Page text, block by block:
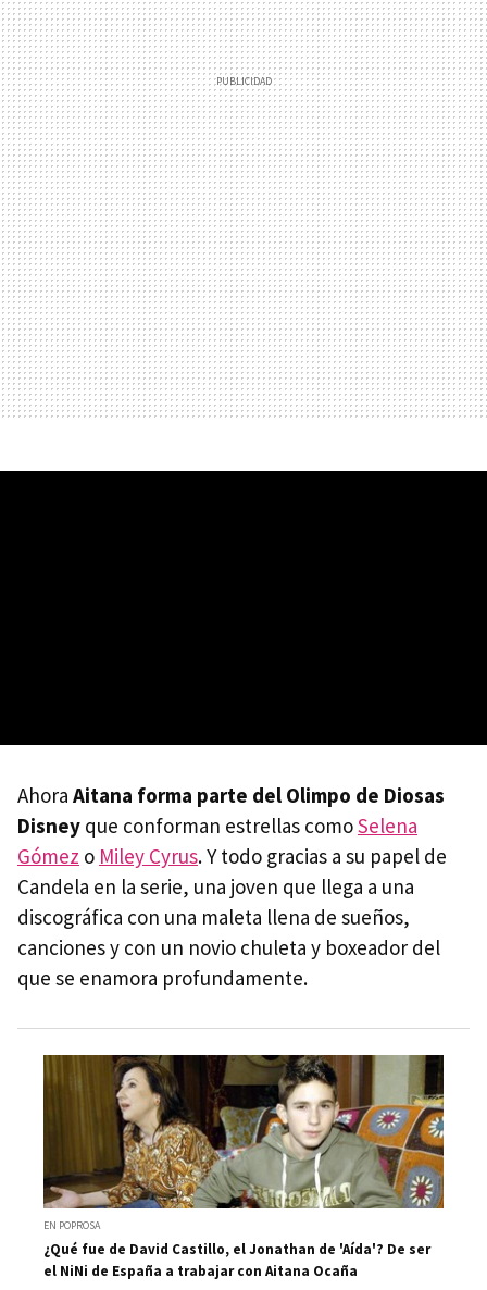
Ahora Aitana forma parte del Olimpo de Diosas
Disney que conforman estrellas comoSelena
Gómez o Miley Cyrus. Y todo gracias a su papel de
Candela en la serie, una joven que llega a una
discográfica con una maleta llena de sueños,
canciones y con un novio chuleta y boxeador del
que se enamora profundamente.
EN POPROSA
¿Qué fue de David Castillo, el Jonathan de 'Aída'? De ser
el NiNi de España a trabajar con Aitana Ocaña